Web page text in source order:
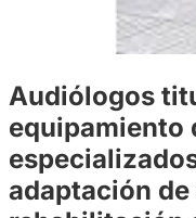
Audiólogos
equipamiento
adaptación